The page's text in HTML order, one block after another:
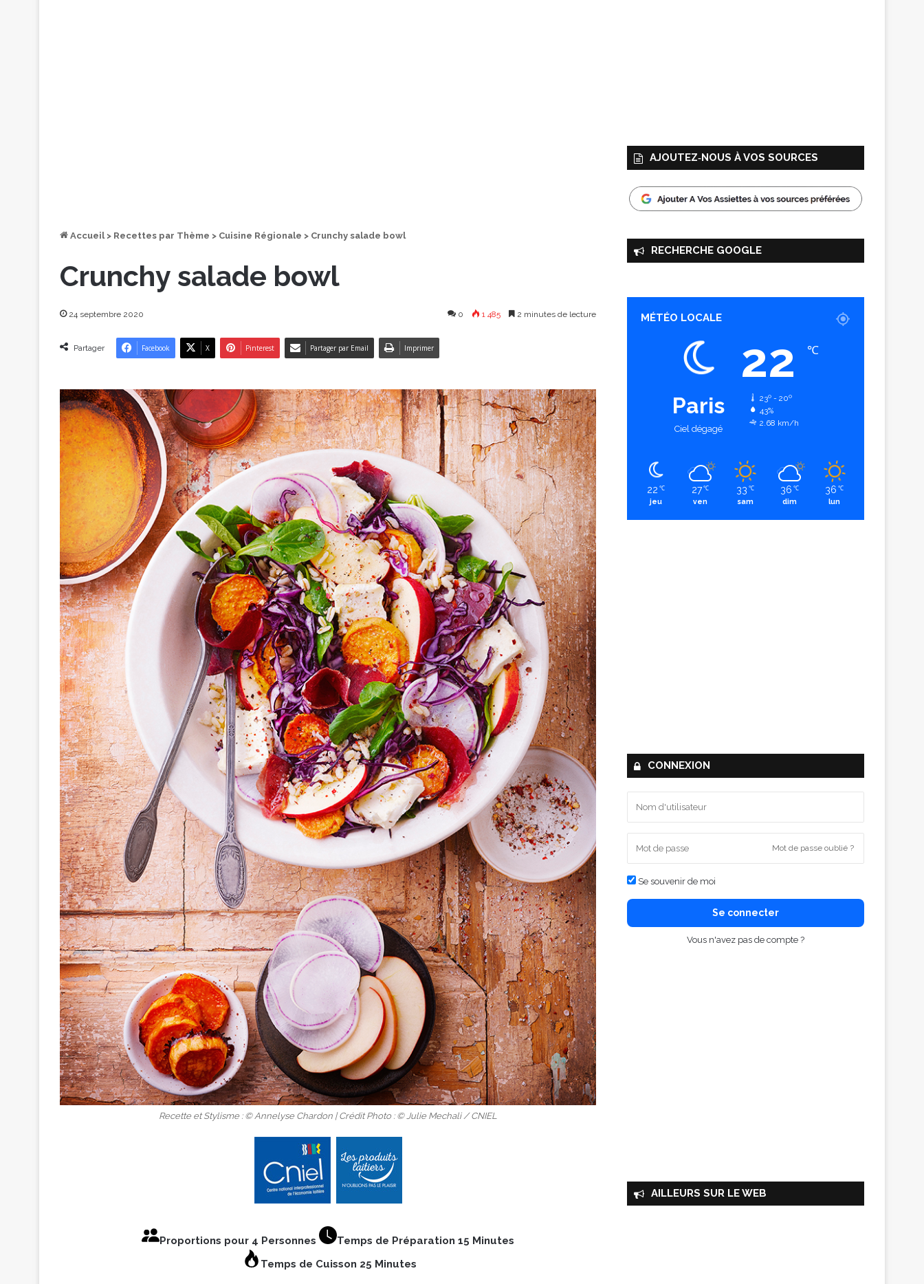
Accueil > Recettes par Thème > Cuisine Régionale > Crunchy salade bowl
Crunchy salade bowl
24 septembre 2020 0 1 485 2 minutes de lecture
Partager Facebook X Pinterest Partager par Email Imprimer
Recette et Stylisme : © Annelyse Chardon | Crédit Photo : © Julie Mechali / CNIEL
Proportions pour 4 Personnes
Temps de Préparation 15 Minutes
Temps de Cuisson 25 Minutes
AJOUTEZ‑NOUS À VOS SOURCES
RECHERCHE GOOGLE
MÉTÉO LOCALE
Paris
Ciel dégagé
22 ℃
23º - 20º
43%
2.68 km/h
22 ℃
jeu
27 ℃
ven
33 ℃
sam
36 ℃
dim
36 ℃
lun
CONNEXION
Mot de passe oublié ?
Se souvenir de moi
Se connecter
Vous n'avez pas de compte ?
AILLEURS SUR LE WEB